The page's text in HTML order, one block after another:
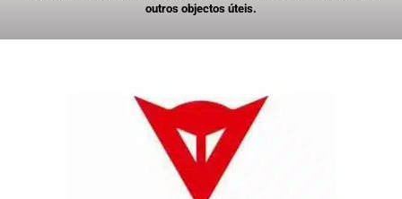
outros objectos úteis.